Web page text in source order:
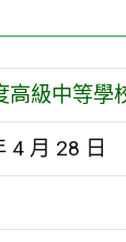
高級中等學
4 月 28 日